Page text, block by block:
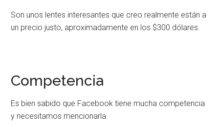
Son unos lentes interesantes que creo realmente están a
un precio justo, aproximadamente en los $300 dólares.
Competencia
Es bien sabido que Facebook tiene mucha competencia
y necesitamos mencionarla.